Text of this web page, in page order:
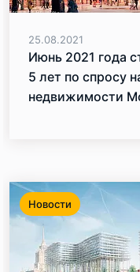
25.08.2021
Июнь 2021 года
5 лет по спросу
недвижимости
Новости